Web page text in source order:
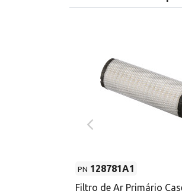
PN 128781A1
Filtro de Ar Primário